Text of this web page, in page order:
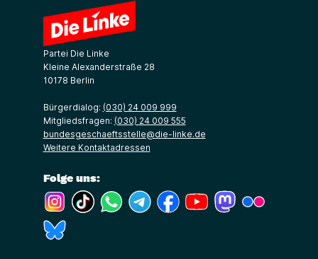
Partei Die Linke
Kleine Alexanderstraße 28
10178 Berlin
Bürgerdialog: (030) 24 009 999
Mitgliedsfragen: (030) 24 009 555
bundesgeschaeftsstelle@die-linke.de
Weitere Kontaktadressen
Folge uns:
(Link öffnet ein neues Fenster)
(Link öffnet ein neues Fenster)
(Link öffnet ein neues Fenster)
(Link öffnet ein neues Fenster)
(Link öffnet ein neues Fenster)
(Link öffnet ein neues
(Link öffnet ein